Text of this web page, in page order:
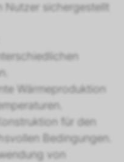
Nutzer sichergestellt
Wärmeproduktion
für den
Bedingungen.
von